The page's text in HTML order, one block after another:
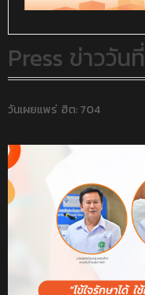
Press ข่าววัน
วันเผยแพร่ ฮิต: 704